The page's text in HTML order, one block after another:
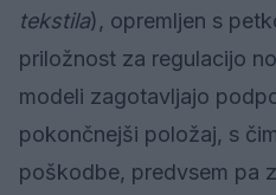
tekstila), opremljen s
priložnost za regulacijo
modeli zagotavljajo
pokončnejši položaj, s
poškodbe, predvsem pa